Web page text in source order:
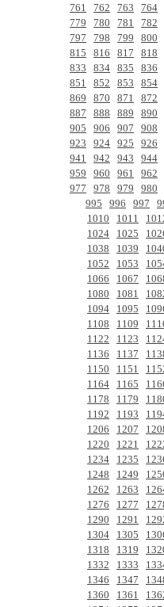
761
762 763 764
779
780 781 782
797
798 799 800
815
816 817 818
833
834 835 836
851
852 853 854
869
870 871 872
887
888 889 890
905
906 907 908
923
924 925 926
941
942 943 944
959
960 961 962
977
978 979 980
995
996 997
1010
1011
1024
1025
1038
1039
1052
1053
1066
1067
1080
1081
1094
1095
1108
1109
1122
1123
1136
1137
1150
1151
1164
1165
1178
1179
1192
1193
1206
1207
1220
1221
1234
1235
1248
1249
1262
1263
1276
1277
1290
1291
1304
1305
1318
1319
1332
1333
1346
1347
1360
1361